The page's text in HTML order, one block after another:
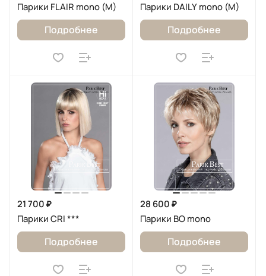
Парики FLAIR mono (M)
Подробнее
Парики DAILY mono (M)
Подробнее
21 700 ₽
Парики CRI ***
Подробнее
28 600 ₽
Парики BO mono
Подробнее